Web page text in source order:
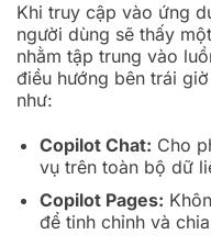
Khi truy cập vào ứng
người dùng sẽ thấy
nhằm tập trung vào
điều hướng bên trái
như:
Copilot Chat: Cho
vụ trên toàn bộ dữ
Copilot Pages:
để tinh chỉnh và